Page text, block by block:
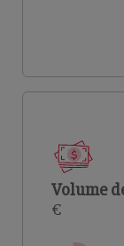
Volume
€